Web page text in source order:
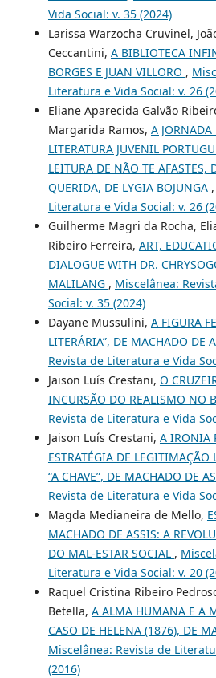
Vida Social: v. 35 (2024)
Larissa Warzocha Cruvinel,
Ceccantini, A BIBLIOTECA
BORGES E JUAN VILLORO ,
Literatura e Vida Social: v. 26
Eliane Aparecida Galvão
Margarida Ramos, A
LITERATURA JUVENIL
LEITURA DE NÃO TE AFASTES,
QUERIDA, DE LYGIA BOJUNGA ,
Literatura e Vida Social: v. 26
Guilherme Magri da Rocha,
Ribeiro Ferreira, ART,
DIALOGUE WITH DR.
MALILANG , Miscelânea:
Social: v. 35 (2024)
Dayane Mussulini, A FIGURA
LITERÁRIA”, DE MACHADO DE
Revista de Literatura e Vida
Jaison Luís Crestani, O
INCURSÃO DO REALISMO NO
Revista de Literatura e Vida
Jaison Luís Crestani, A IRONIA
ESTRATÉGIA DE
“A CHAVE”, DE MACHADO DE
Revista de Literatura e Vida
Magda Medianeira de Mello,
MACHADO DE ASSIS: A
DO MAL-ESTAR SOCIAL ,
Literatura e Vida Social: v. 20
Raquel Cristina Ribeiro
Betella, A ALMA HUMANA E A
CASO DE HELENA (1876), DE
Miscelânea: Revista de
(2016)